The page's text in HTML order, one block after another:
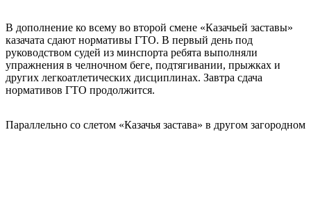
В дополнение ко всему во второй смене «Казачьей заставы»
казачата сдают нормативы ГТО. В первый день под
руководством судей из минспорта ребята выполняли
упражнения в челночном беге, подтягивании, прыжках и
других легкоатлетических дисциплинах. Завтра сдача
нормативов ГТО продолжится.
Параллельно со слетом «Казачья застава» в другом загородном